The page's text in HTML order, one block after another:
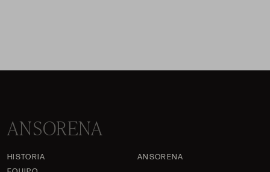
ANSORENA
HISTORIA
ANSORENA